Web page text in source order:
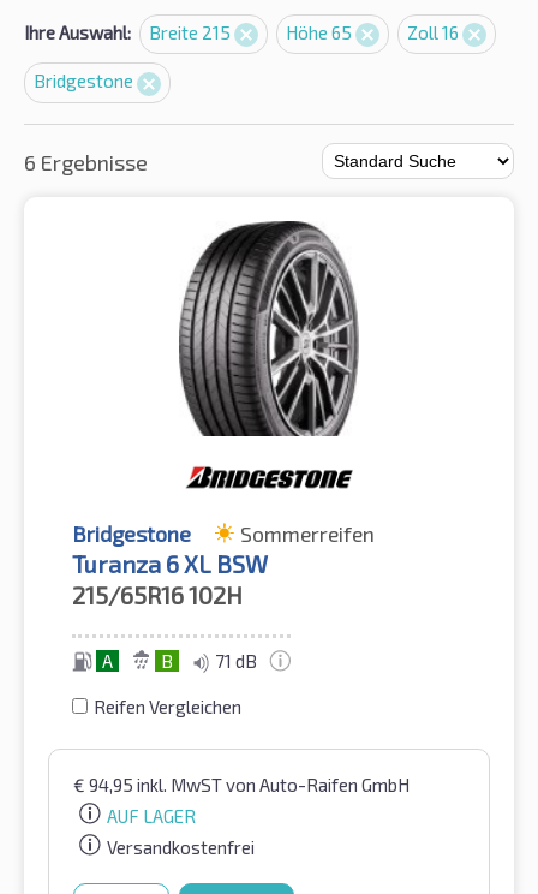
Ihre Auswahl: Breite 215 Höhe 65 Zoll 16
Bridgestone
6 Ergebnisse
Bridgestone Sommerreifen
Turanza 6 XL BSW
215/65R16102H
A B 71 dB
Reifen Vergleichen
€ 94,95 inkl. MwSTvon Auto-Raifen GmbH
AUF LAGER
Versandkostenfrei